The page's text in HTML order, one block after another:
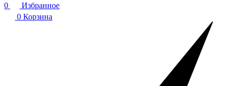
0
Избранное
0 Корзина